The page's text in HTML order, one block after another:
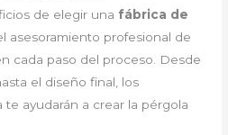
de elegir una fábrica de
asesoramiento profesional de
cada paso del proceso. Desde
el diseño final, los
te ayudarán a crear la pérgola